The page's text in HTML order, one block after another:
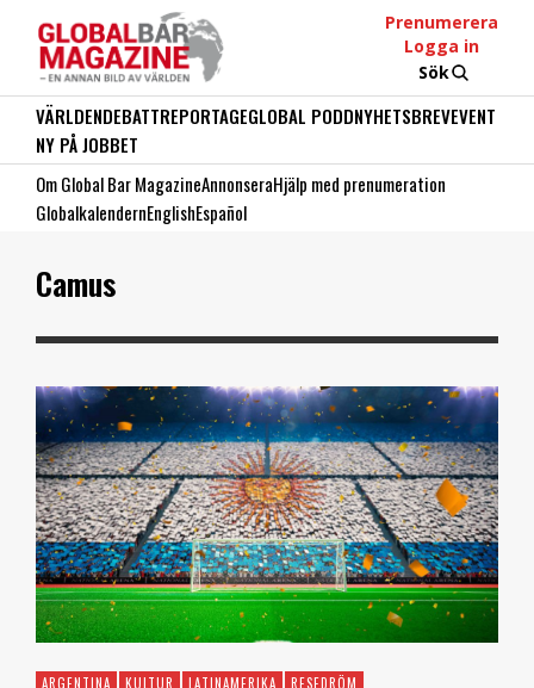
Prenumerera
Logga in
Sök
VÄRLDENDEBATTREPORTAGEGLOBAL PODDNYHETSBREVEVENT
NY PÅ JOBBET
Om Global Bar MagazineAnnonseraHjälp med prenumeration
GlobalkalendernEnglishEspañol
Camus
ARGENTINA KULTUR LATINAMERIKA RESEDRÖM